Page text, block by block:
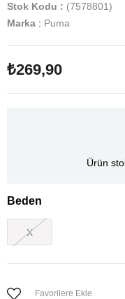
Stok Kodu
(7578801)
Marka : Puma
₺269,90
Ürün
Beden
X
Favorilere Ekle